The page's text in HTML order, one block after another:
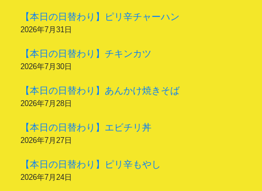
【本日の日替わり】ピリ辛チャーハン
2026年7月31日
【本日の日替わり】チキンカツ
2026年7月30日
【本日の日替わり】あんかけ焼きそば
2026年7月28日
【本日の日替わり】エビチリ丼
2026年7月27日
【本日の日替わり】ピリ辛もやし
2026年7月24日